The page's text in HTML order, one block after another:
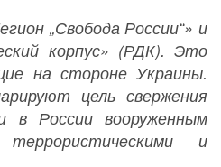
„Свобода России“» и
корпус» (РДК). Это
на стороне Украины.
цель свержения
в России вооруженным
и